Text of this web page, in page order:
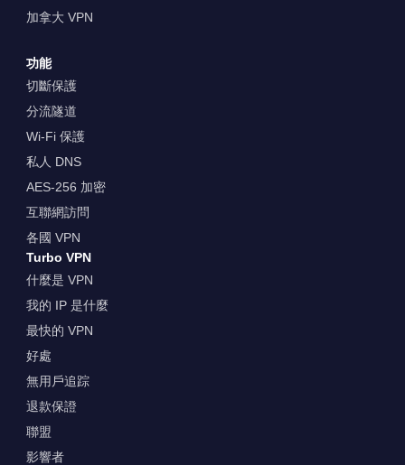
加拿大 VPN
功能
切斷保護
分流隧道
Wi-Fi 保護
私人 DNS
AES-256 加密
互聯網訪問
各國 VPN
Turbo VPN
什麼是 VPN
我的 IP 是什麼
最快的 VPN
好處
無用戶追踪
退款保證
聯盟
影響者